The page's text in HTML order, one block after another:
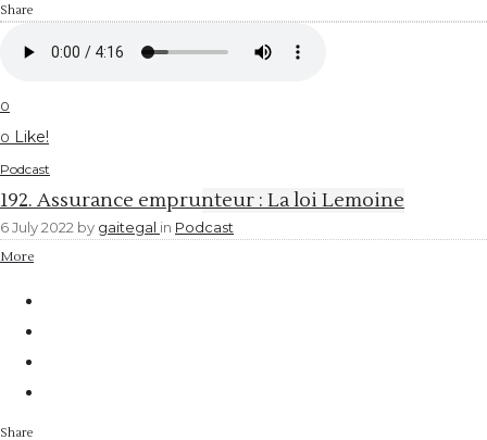
Share
0
0 Like!
Podcast
192. Assurance emprunteur : La loi Lemoine
6 July 2022 by gaitegal in Podcast
More
Share